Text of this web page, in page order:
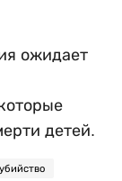
ожидает
детей.